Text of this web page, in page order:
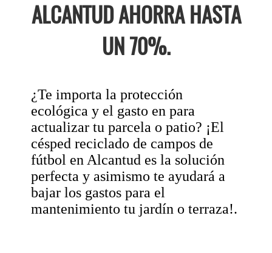
ALCANTUD AHORRA HASTA
UN 70%.
¿Te importa la protección
ecológica y el gasto en para
actualizar tu parcela o patio? ¡El
césped reciclado de campos de
fútbol en Alcantud es la solución
perfecta y asimismo te ayudará a
bajar los gastos para el
mantenimiento tu jardín o terraza!.